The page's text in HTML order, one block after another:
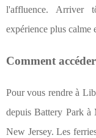
l'affluence. Arriver
expérience plus calme
Comment
Pour vous rendre à
depuis Battery Park à
New Jersey. Les